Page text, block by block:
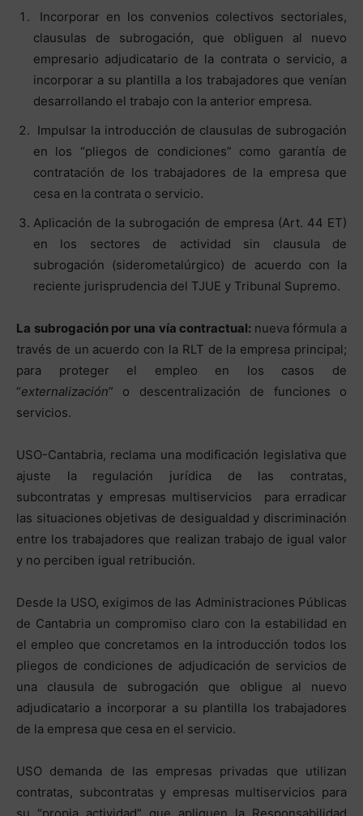
Incorporar en los convenios colectivos sectoriales,
clausulas de subrogación, que obliguen al nuevo
empresario adjudicatario de la contrata o servicio, a
incorporar a su plantilla a los trabajadores que venían
desarrollando el trabajo con la anterior empresa.
Impulsar la introducción de clausulas de subrogación
en los “pliegos de condiciones” como garantía de
contratación de los trabajadores de la empresa que
cesa en la contrata o servicio.
Aplicación de la subrogación de empresa (Art. 44 ET)
en los sectores de actividad sin clausula de
subrogación (siderometalúrgico) de acuerdo con la
reciente jurisprudencia del TJUE y Tribunal Supremo.
La subrogación por una vía contractual: nueva fórmula a
través de un acuerdo con la RLT de la empresa principal;
para proteger el empleo en los casos de
“externalización” o descentralización de funciones o
servicios.
USO-Cantabria, reclama una modificación legislativa que
ajuste la regulación jurídica de las contratas,
subcontratas y empresas multiservicios para erradicar
las situaciones objetivas de desigualdad y discriminación
entre los trabajadores que realizan trabajo de igual valor
y no perciben igual retribución.
Desde la USO, exigimos de las Administraciones Públicas
de Cantabria un compromiso claro con la estabilidad en
el empleo que concretamos en la introducción todos los
pliegos de condiciones de adjudicación de servicios de
una clausula de subrogación que obligue al nuevo
adjudicatario a incorporar a su plantilla los trabajadores
de la empresa que cesa en el servicio.
USO demanda de las empresas privadas que utilizan
contratas, subcontratas y empresas multiservicios para
su “propia actividad” que apliquen la Responsabilidad